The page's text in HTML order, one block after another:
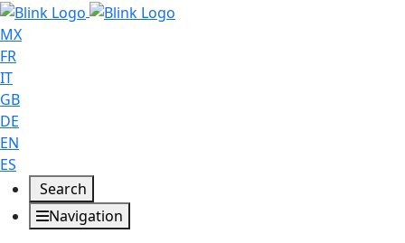
MX
FR
IT
GB
DE
EN
ES
Search
Navigation